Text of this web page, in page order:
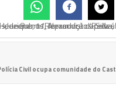
Civil ocupa comunidade do